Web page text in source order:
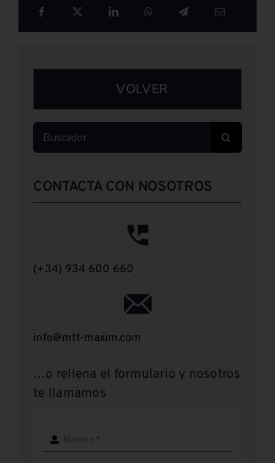
VOLVER
Buscar:
CONTACTA CON NOSOTROS
(+34) 934 600 660
info@mtt-maxim.com
…o rellena el formulario y nosotros
te llamamos